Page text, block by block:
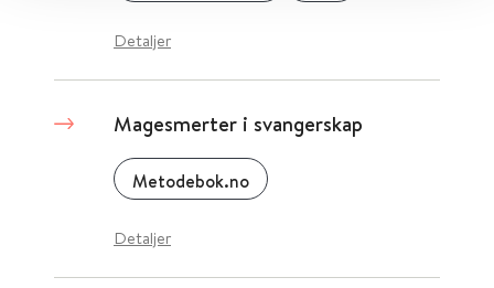
Detaljer
Magesmerter i svangerskap
Metodebok.no
Detaljer